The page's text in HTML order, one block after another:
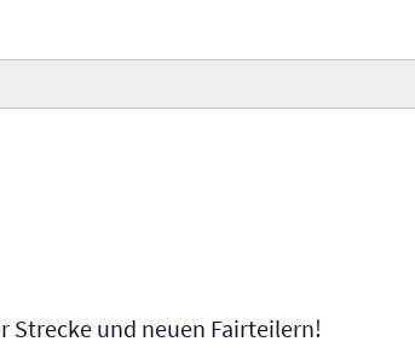
Strecke und neuen Fairteilern!